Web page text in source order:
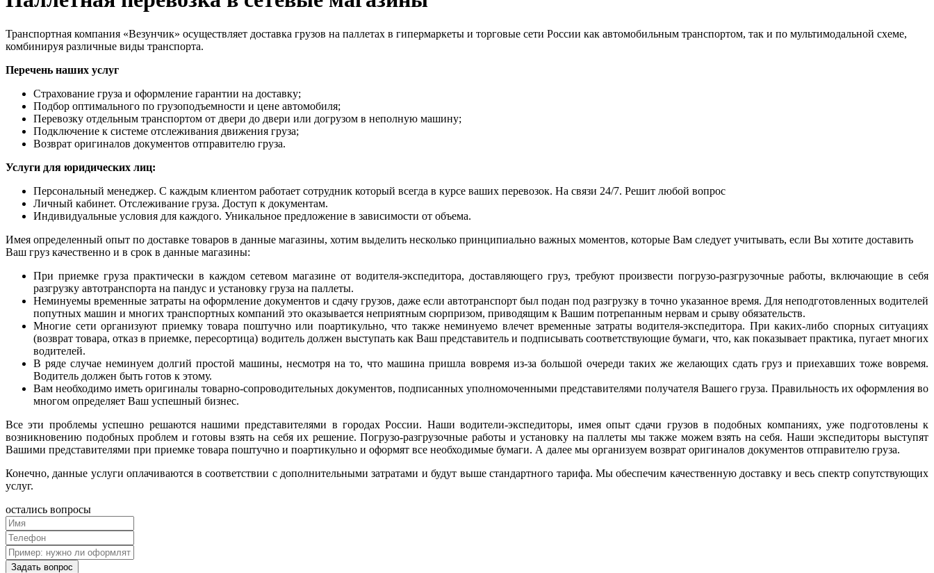
Транспортная компания «Везунчик» осуществляет доставка грузов на паллетах в гипермаркеты и торговые сети России как автомобильным транспортом, так и по мультимодальной схеме,
комбинируя различные виды транспорта.
Перечень наших услуг
Страхование груза и оформление гарантии на доставку;
Подбор оптимального по грузоподъемности и цене автомобиля;
Перевозку отдельным транспортом от двери до двери или догрузом в неполную машину;
Подключение к системе отслеживания движения груза;
Возврат оригиналов документов отправителю груза.
Услуги для юридических лиц:
Персональный менеджер. С каждым клиентом работает сотрудник который всегда в курсе ваших перевозок. На связи 24/7. Решит любой вопрос
Личный кабинет. Отслеживание груза. Доступ к документам.
Индивидуальные условия для каждого. Уникальное предложение в зависимости от объема.
Имея определенный опыт по доставке товаров в данные магазины, хотим выделить несколько принципиально важных моментов, которые Вам следует учитывать, если Вы хотите доставить
Ваш груз качественно и в срок в данные магазины:
При приемке груза практически в каждом сетевом магазине от водителя-экспедитора, доставляющего груз, требуют произвести погрузо-разгрузочные работы, включающие в себя
разгрузку автотранспорта на пандус и установку груза на паллеты.
Неминуемы временные затраты на оформление документов и сдачу грузов, даже если автотранспорт был подан под разгрузку в точно указанное время. Для неподготовленных водителей
попутных машин и многих транспортных компаний это оказывается неприятным сюрпризом, приводящим к Вашим потрепанным нервам и срыву обязательств.
Многие сети организуют приемку товара поштучно или поартикульно, что также неминуемо влечет временные затраты водителя-экспедитора. При каких-либо спорных ситуациях
(возврат товара, отказ в приемке, пересортица) водитель должен выступать как Ваш представитель и подписывать соответствующие бумаги, что, как показывает практика, пугает многих
водителей.
В ряде случае неминуем долгий простой машины, несмотря на то, что машина пришла вовремя из-за большой очереди таких же желающих сдать груз и приехавших тоже вовремя.
Водитель должен быть готов к этому.
Вам необходимо иметь оригиналы товарно-сопроводительных документов, подписанных уполномоченными представителями получателя Вашего груза. Правильность их оформления во
многом определяет Ваш успешный бизнес.
Все эти проблемы успешно решаются нашими представителями в городах России. Наши водители-экспедиторы, имея опыт сдачи грузов в подобных компаниях, уже подготовлены к
возникновению подобных проблем и готовы взять на себя их решение. Погрузо-разгрузочные работы и установку на паллеты мы также можем взять на себя. Наши экспедиторы выступят
Вашими представителями при приемке товара поштучно и поартикульно и оформят все необходимые бумаги. А далее мы организуем возврат оригиналов документов отправителю груза.
Конечно, данные услуги оплачиваются в соответствии с дополнительными затратами и будут выше стандартного тарифа. Мы обеспечим качественную доставку и весь спектр сопутствующих
услуг.
остались вопросы
Задать вопрос